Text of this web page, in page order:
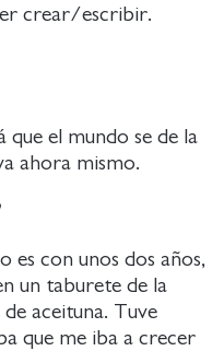
crear/escribir.
el mundo se de la
ahora mismo.
es con unos dos años,
un taburete de la
aceituna. Tuve
que me iba a crecer